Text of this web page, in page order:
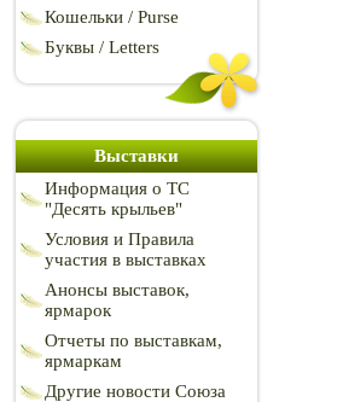
Кошельки / Purse
Буквы / Letters
Выставки
Информация о ТС
"Десять крыльев"
Условия и Правила
участия в выставках
Анонсы выставок,
ярмарок
Отчеты по выставкам,
ярмаркам
Другие новости Союза